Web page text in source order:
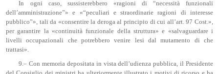
In ogni caso, sussisterebbero «ragioni di “necessità funzionali
dell’amministrazione”» e «“peculiari e straordinarie ragioni di interesse
pubblico”», tali da «consentire la deroga al principio di cui all’art. 97 Cost.»,
per garantire la «continuità funzionale della struttura» e «salvaguardare i
livelli occupazionali che potrebbero venire lesi dal mutamento di che
trattasi».
9.– Con memoria depositata in vista dell’udienza pubblica, il Presidente